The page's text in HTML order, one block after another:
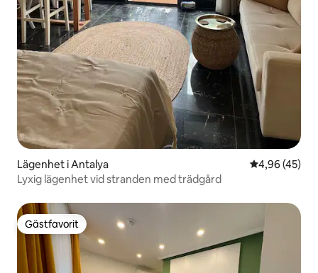
Lägenhet i Antalya 4,96 av 5 i
4,96 (45)
Lyxig lägenhet vid stranden med trädgård
Gästfavorit
Gästfavorit